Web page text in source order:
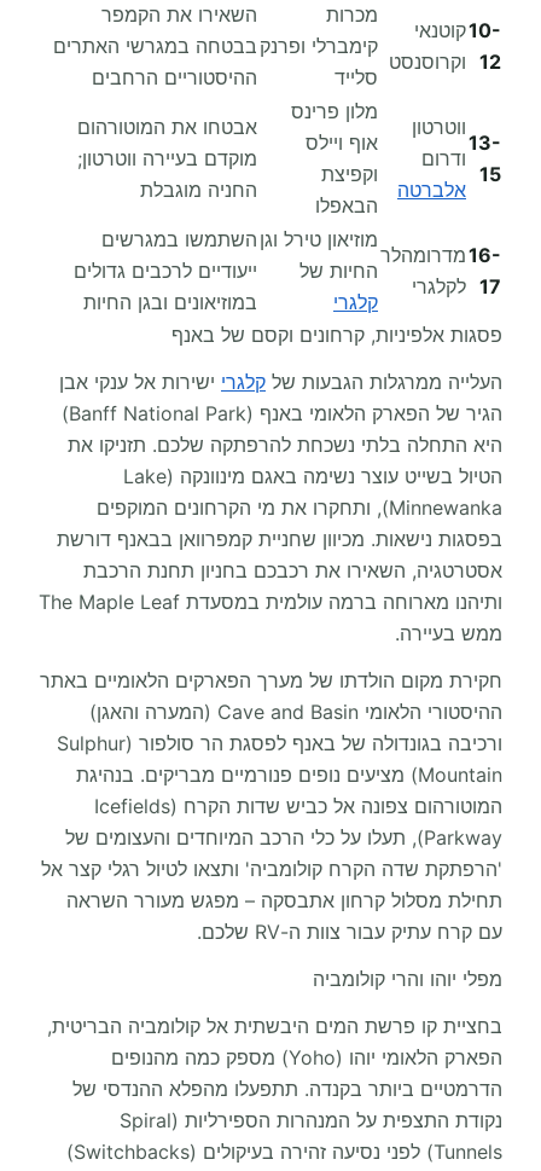
10-
12
קוטנאי
וקרוסנסט
מכרות
קימברלי ופרנק
סלייד
השאירו את הקמפר
בבטחה במגרשי האתרים
ההיסטוריים הרחבים
13-
15
ווטרטון
ודרום
אלברטה
מלון פרינס
אוף ויילס
וקפיצת
הבאפלו
אבטחו את המוטורהום
מוקדם בעיירה ווטרטון;
החניה מוגבלת
16-
17
מדרומהלר
לקלגרי
מוזיאון טירל וגן
החיות של
קלגרי
השתמשו במגרשים
ייעודיים לרכבים גדולים
במוזיאונים ובגן החיות
פסגות אלפיניות, קרחונים וקסם של באנף
העלייה ממרגלות הגבעות של קלגרי ישירות אל ענקי אבן
הגיר של הפארק הלאומי באנף (Banff National Park)
היא התחלה בלתי נשכחת להרפתקה שלכם. תזניקו את
הטיול בשייט עוצר נשימה באגם מינוונקה (Lake
Minnewanka), ותחקרו את מי הקרחונים המוקפים
בפסגות נישאות. מכיוון שחניית קמפרוואן בבאנף דורשת
אסטרטגיה, השאירו את רכבכם בחניון תחנת הרכבת
ותיהנו מארוחה ברמה עולמית במסעדת The Maple Leaf
ממש בעיירה.
חקירת מקום הולדתו של מערך הפארקים הלאומיים באתר
ההיסטורי הלאומי Cave and Basin (המערה והאגן)
ורכיבה בגונדולה של באנף לפסגת הר סולפור (Sulphur
Mountain) מציעים נופים פנורמיים מבריקים. בנהיגת
המוטורהום צפונה אל כביש שדות הקרח (Icefields
Parkway), תעלו על כלי הרכב המיוחדים והעצומים של
'הרפתקת שדה הקרח קולומביה' ותצאו לטיול רגלי קצר אל
תחילת מסלול קרחון אתבסקה – מפגש מעורר השראה
עם קרח עתיק עבור צוות ה-RV שלכם.
מפלי יוהו והרי קולומביה
בחציית קו פרשת המים היבשתית אל קולומביה הבריטית,
הפארק הלאומי יוהו (Yoho) מספק כמה מהנופים
הדרמטיים ביותר בקנדה. תתפעלו מהפלא ההנדסי של
נקודת התצפית על המנהרות הספירליות (Spiral
Tunnels) לפני נסיעה זהירה בעיקולים (Switchbacks)